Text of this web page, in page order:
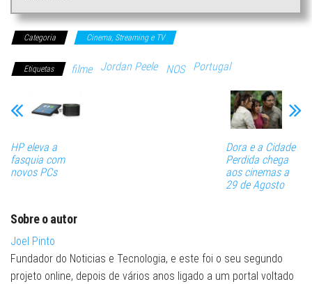
Categoria Cinema, Streaming e TV
Etiquetas filme Jordan Peele NOS Portugal
HP eleva a
fasquia com
novos PCs
Dora e a Cidade
Perdida chega
aos cinemas a
29 de Agosto
Sobre o autor
Joel Pinto
Fundador do Noticias e Tecnologia, e este foi o seu segundo
projeto online, depois de vários anos ligado a um portal voltado